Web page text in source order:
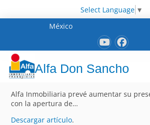
Select Language ▼
México
Alfa Don Sancho
Alfa Inmobiliaria prevé aumentar su
con la apertura de…
Descargar artículo.